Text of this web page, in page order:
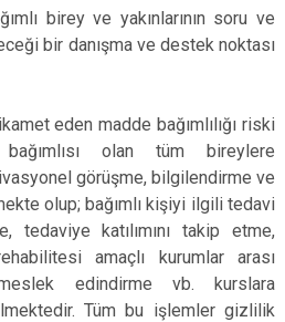
Ataşehir
Başakşehir
Çekmeköy
Esenyurt
Sancaktepe
Sultangazi
birey ve yakınlarının soru ve
bir danışma ve destek noktası
eden madde bağımlılığı riski
olan tüm bireylere
görüşme, bilgilendirme ve
olup; bağımlı kişiyi ilgili tedavi
tedaviye katılımını takip etme,
amaçlı kurumlar arası
edindirme vb. kurslara
Tüm bu işlemler gizlilik